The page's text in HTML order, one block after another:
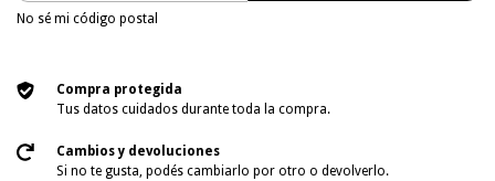
No sé mi código postal
Compra protegida
Tus datos cuidados durante toda la compra.
Cambios y devoluciones
Si no te gusta, podés cambiarlo por otro o devolverlo.